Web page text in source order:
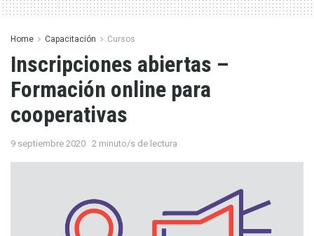
Home Capacitación Cursos
Inscripciones abiertas –
Formación online para
cooperativas
9 septiembre 2020 2 minuto/s de lectura